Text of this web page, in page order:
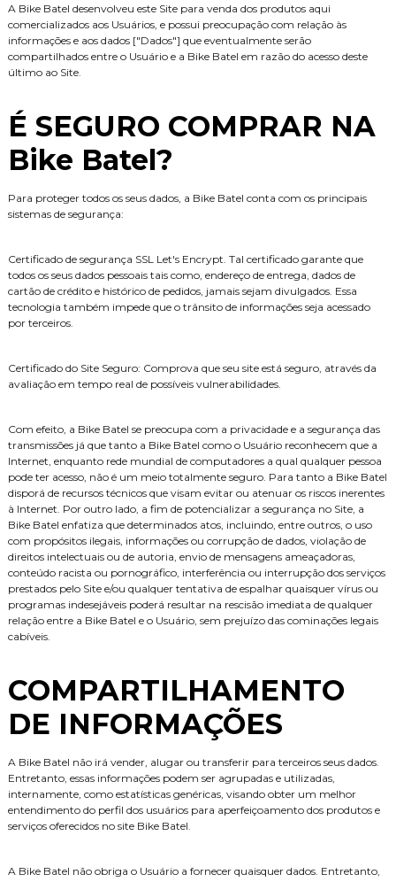
A Bike Batel desenvolveu este Site para venda dos produtos aqui
comercializados aos Usuários, e possui preocupação com relação às
informações e aos dados ["Dados"] que eventualmente serão
compartilhados entre o Usuário e a Bike Batel em razão do acesso deste
último ao Site.
É SEGURO COMPRAR NA
Bike Batel?
Para proteger todos os seus dados, a Bike Batel conta com os principais
sistemas de segurança:
Certificado de segurança SSL Let's Encrypt. Tal certificado garante que
todos os seus dados pessoais tais como, endereço de entrega, dados de
cartão de crédito e histórico de pedidos, jamais sejam divulgados. Essa
tecnologia também impede que o trânsito de informações seja acessado
por terceiros.
Certificado do Site Seguro: Comprova que seu site está seguro, através da
avaliação em tempo real de possíveis vulnerabilidades.
Com efeito, a Bike Batel se preocupa com a privacidade e a segurança das
transmissões já que tanto a Bike Batel como o Usuário reconhecem que a
Internet, enquanto rede mundial de computadores a qual qualquer pessoa
pode ter acesso, não é um meio totalmente seguro. Para tanto a Bike Batel
disporá de recursos técnicos que visam evitar ou atenuar os riscos inerentes
à Internet. Por outro lado, a fim de potencializar a segurança no Site, a
Bike Batel enfatiza que determinados atos, incluindo, entre outros, o uso
com propósitos ilegais, informações ou corrupção de dados, violação de
direitos intelectuais ou de autoria, envio de mensagens ameaçadoras,
conteúdo racista ou pornográfico, interferência ou interrupção dos serviços
prestados pelo Site e/ou qualquer tentativa de espalhar quaisquer vírus ou
programas indesejáveis poderá resultar na rescisão imediata de qualquer
relação entre a Bike Batel e o Usuário, sem prejuízo das cominações legais
cabíveis.
COMPARTILHAMENTO
DE INFORMAÇÕES
A Bike Batel não irá vender, alugar ou transferir para terceiros seus dados.
Entretanto, essas informações podem ser agrupadas e utilizadas,
internamente, como estatísticas genéricas, visando obter um melhor
entendimento do perfil dos usuários para aperfeiçoamento dos produtos e
serviços oferecidos no site Bike Batel.
A Bike Batel não obriga o Usuário a fornecer quaisquer dados. Entretanto,